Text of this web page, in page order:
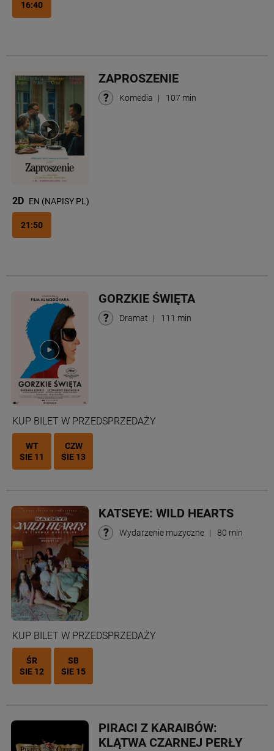
16:40
ZAPROSZENIE
Komedia | 107 min
2D EN (NAPISY PL)
21:50
GORZKIE ŚWIĘTA
Dramat | 111 min
KUP BILET W PRZEDSPRZEDAŻY
WT
SIE 11
CZW
SIE 13
KATSEYE: WILD HEARTS
Wydarzenie muzyczne | 80 min
KUP BILET W PRZEDSPRZEDAŻY
ŚR
SIE 12
SB
SIE 15
PIRACI Z KARAIBÓW:
KLĄTWA CZARNEJ PERŁY